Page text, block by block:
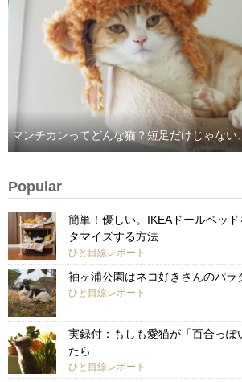
マンチカンってどんな猫？短足だけじゃない
Popular
簡単！優しい。IKEAドールベッ
タマイズする方法
ひと目線レポート
袖ヶ浦公園はネコ好きさんのパラ
ひと目線レポート
実録付：もしも愛猫が「百合っぽ
たら
ひと目線レポート